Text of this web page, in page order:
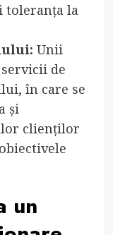
toleranța la
Unii
de
în care se
și
clienților
un